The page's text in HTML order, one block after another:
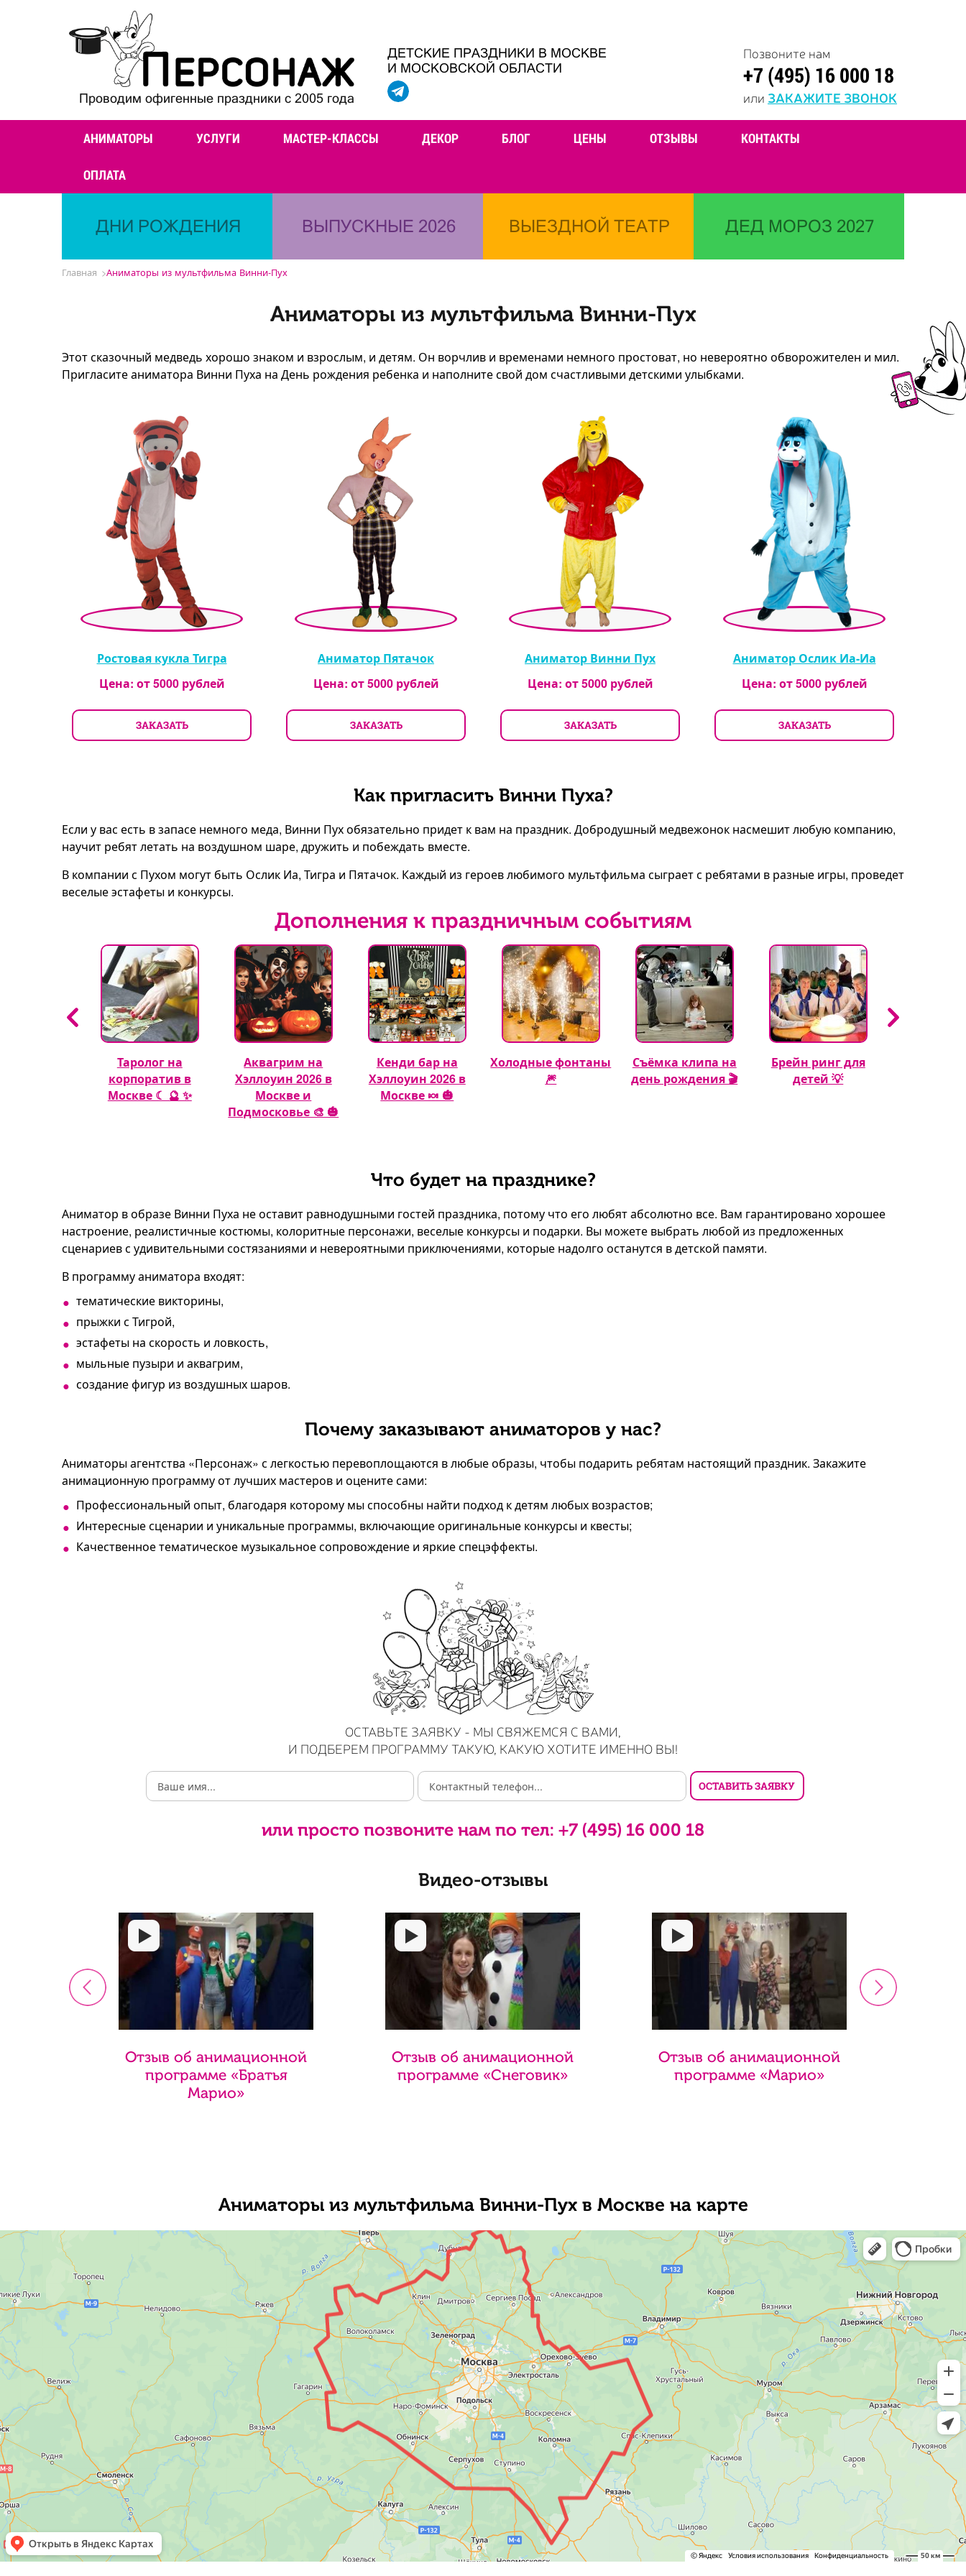
Проводим офигенные праздники с 2005 года
ДЕТСКИЕ ПРАЗДНИКИ В МОСКВЕ
И МОСКОВСКОЙ ОБЛАСТИ
Позвоните нам
+7 (495) 16 000 18
или ЗАКАЖИТЕ ЗВОНОК
АНИМАТОРЫ УСЛУГИ МАСТЕР-КЛАССЫ ДЕКОР БЛОГ ЦЕНЫ ОТЗЫВЫ КОНТАКТЫ
ОПЛАТА
ДНИ РОЖДЕНИЯ ВЫПУСКНЫЕ 2026 ВЫЕЗДНОЙ ТЕАТР ДЕД МОРОЗ 2027
Главная Аниматоры из мультфильма Винни-Пух
Аниматоры из мультфильма Винни-Пух
Этот сказочный медведь хорошо знаком и взрослым, и детям. Он ворчлив и временами немного простоват, но невероятно обворожителен и мил.
Пригласите аниматора Винни Пуха на День рождения ребенка и наполните свой дом счастливыми детскими улыбками.
Ростовая кукла Тигра
Цена: от5000рублей
ЗАКАЗАТЬ
Аниматор Пятачок
Цена: от5000рублей
ЗАКАЗАТЬ
Аниматор Винни Пух
Цена: от5000рублей
ЗАКАЗАТЬ
Аниматор Ослик Иа-Иа
Цена: от5000рублей
ЗАКАЗАТЬ
Как пригласить Винни Пуха?
Если у вас есть в запасе немного меда, Винни Пух обязательно придет к вам на праздник. Добродушный медвежонок насмешит любую компанию,
научит ребят летать на воздушном шаре, дружить и побеждать вместе.
В компании с Пухом могут быть Ослик Иа, Тигра и Пятачок. Каждый из героев любимого мультфильма сыграет с ребятами в разные игры, проведет
веселые эстафеты и конкурсы.
Дополнения к праздничным событиям
Таролог на
корпоратив в
Москве ☾ 🔮 ✨
Аквагрим на
Хэллоуин 2026 в
Москве и
Подмосковье 🎨 🎃
Кенди бар на
Хэллоуин 2026 в
Москве 🍬 🎃
Холодные фонтаны
🎆
Съёмка клипа на
день рождения 🎬
Брейн ринг для
детей 💡
Что будет на празднике?
Аниматор в образе Винни Пуха не оставит равнодушными гостей праздника, потому что его любят абсолютно все. Вам гарантировано хорошее
настроение, реалистичные костюмы, колоритные персонажи, веселые конкурсы и подарки. Вы можете выбрать любой из предложенных
сценариев с удивительными состязаниями и невероятными приключениями, которые надолго останутся в детской памяти.
В программу аниматора входят:
тематические викторины,
прыжки с Тигрой,
эстафеты на скорость и ловкость,
мыльные пузыри и аквагрим,
создание фигур из воздушных шаров.
Почему заказывают аниматоров у нас?
Аниматоры агентства «Персонаж» с легкостью перевоплощаются в любые образы, чтобы подарить ребятам настоящий праздник. Закажите
анимационную программу от лучших мастеров и оцените сами:
Профессиональный опыт, благодаря которому мы способны найти подход к детям любых возрастов;
Интересные сценарии и уникальные программы, включающие оригинальные конкурсы и квесты;
Качественное тематическое музыкальное сопровождение и яркие спецэффекты.
ОСТАВЬТЕ ЗАЯВКУ - МЫ СВЯЖЕМСЯ С ВАМИ,
И ПОДБЕРЕМ ПРОГРАММУ ТАКУЮ, КАКУЮ ХОТИТЕ ИМЕННО ВЫ!
или просто позвоните нам по тел: +7 (495) 16 000 18
< >
Видео-отзывы
Отзыв об анимационной
программе «Братья
Марио»
Отзыв об анимационной
программе «Снеговик»
Отзыв об анимационной
программе «Марио»
Аниматоры из мультфильма Винни-Пух в Москве на карте